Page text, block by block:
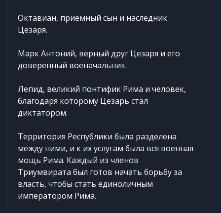
Октавиан, приемный сын и наследник
Цезаря.
Марк Антоний, верный друг Цезаря и его
доверенный военачальник.
Лепид, великий понтифик Рима и человек,
благодаря которому Цезарь стал
диктатором.
Территория Республики была разделена
между ними, и к их услугам была вся военная
мощь Рима. Каждый из членов
Триумвирата был готов начать борьбу за
власть, чтобы стать единоличным
императором Рима.